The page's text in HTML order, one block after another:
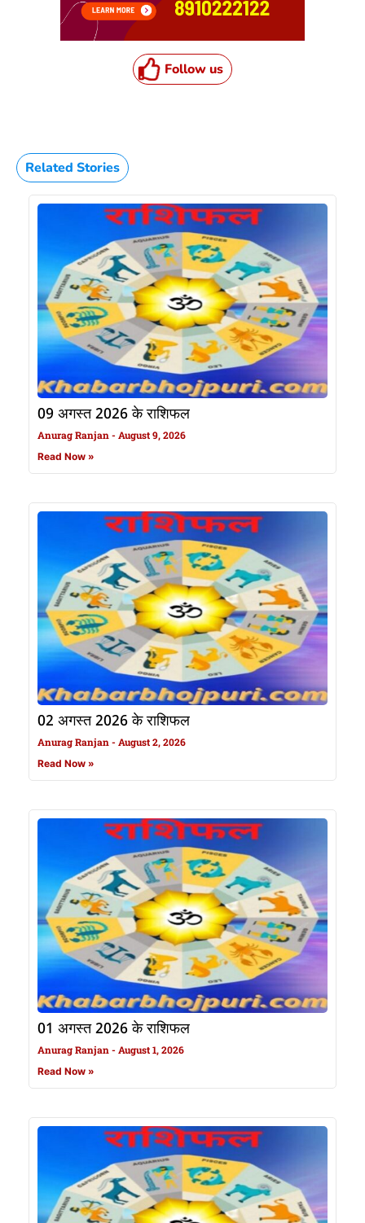
Follow us
Related Stories
09 अगस्त 2026 के राशिफल
Anurag Ranjan August 9, 2026
Read Now »
02 अगस्त 2026 के राशिफल
Anurag Ranjan August 2, 2026
Read Now »
01 अगस्त 2026 के राशिफल
Anurag Ranjan August 1, 2026
Read Now »